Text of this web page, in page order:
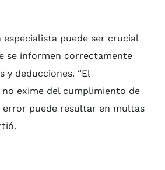
especialista puede ser crucial
se informen correctamente
y deducciones. “El
exime del cumplimiento de
error puede resultar en multas